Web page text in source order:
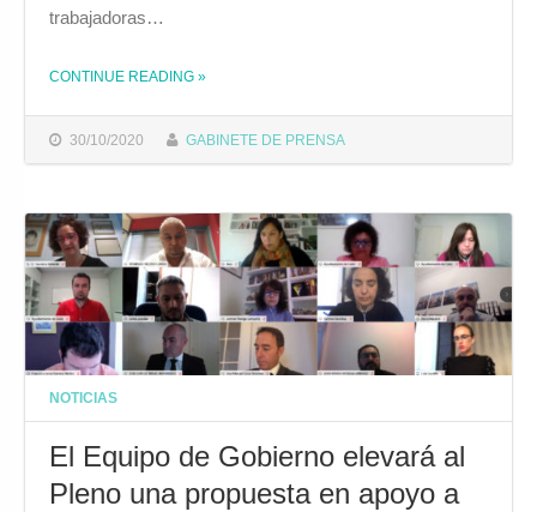
30/10/2020 GABINETE DE PRENSA
trabajadoras…
CONTINUE READING THE "EL PLENO APRUEBA APOYAR LAS REIVINDICACIONES DE LOS TRABAJADORES DEL SECTOR DEL METAL"
»
NOTICIAS
El Equipo de Gobierno elevará al
Pleno una propuesta en apoyo a